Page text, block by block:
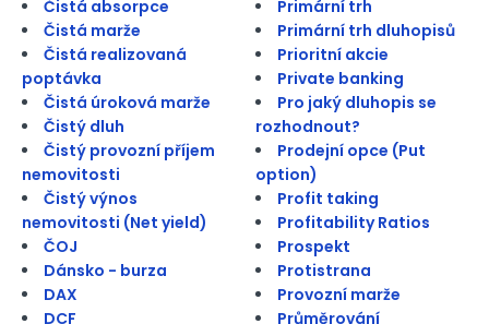
Čistá absorpce
Čistá marže
Čistá realizovaná
poptávka
Čistá úroková marže
Čistý dluh
Čistý provozní příjem
nemovitosti
Čistý výnos
nemovitosti (Net yield)
ČOJ
Dánsko - burza
DAX
DCF
Primární trh
Primární trh dluhopisů
Prioritní akcie
Private banking
Pro jaký dluhopis se
rozhodnout?
Prodejní opce (Put
option)
Profit taking
Profitability Ratios
Prospekt
Protistrana
Provozní marže
Průměrování